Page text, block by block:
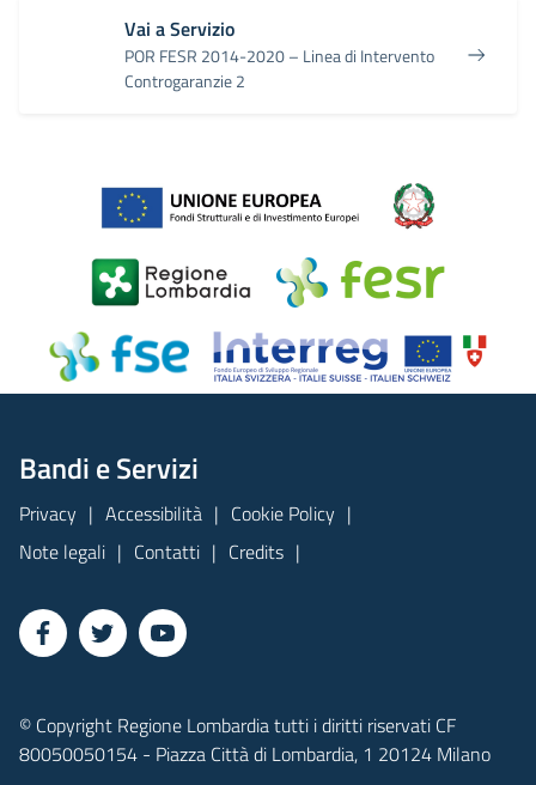
Vai a Servizio
POR FESR 2014-2020 – Linea di Intervento
Controgaranzie 2
Bandi e Servizi
Privacy Accessibilità
Cookie Policy
Note legali
Contatti Credits
© Copyright Regione Lombardia tutti i diritti riservati CF
80050050154 - Piazza Città di Lombardia, 1 20124 Milano